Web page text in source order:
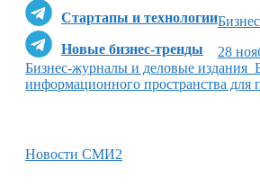
Стартапы и технологии
Новые бизнес-тренды
28
Бизнес-журналы и деловые издания
информационного пространства для
Новости СМИ2